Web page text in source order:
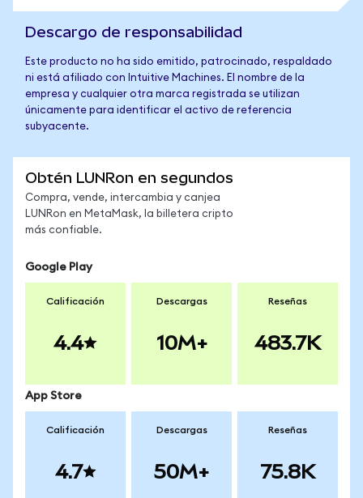
Descargo de responsabilidad
Este producto no ha sido emitido, patrocinado, respaldado
ni está afiliado con Intuitive Machines. El nombre de la
empresa y cualquier otra marca registrada se utilizan
únicamente para identificar el activo de referencia
subyacente.
Obtén LUNRon en segundos
Compra, vende, intercambia y canjea
LUNRon en MetaMask, la billetera cripto
más confiable.
Google Play
Calificación
4.4
Descargas
10M+
Reseñas
483.7K
App Store
Calificación
4.7
Descargas
50M+
Reseñas
75.8K